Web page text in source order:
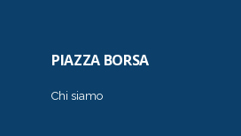
PIAZZA BORSA
Chi siamo